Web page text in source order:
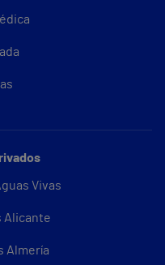
Vivas
Alicante
Almería